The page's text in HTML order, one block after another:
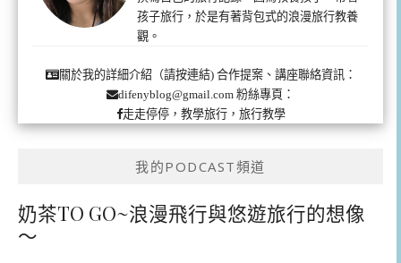
孩子旅行，於是有著背包式的浪漫旅行教養
觀。
關於我的詳細介紹（請按連結)合作提案、講座聯絡資訊：
difenyblog@gmail.com 粉絲專頁：
走走停停，教學旅行，旅行教學
我的PODCAST頻道
奶茶TO GO~浪漫飛行與悠遊旅行的想像
～